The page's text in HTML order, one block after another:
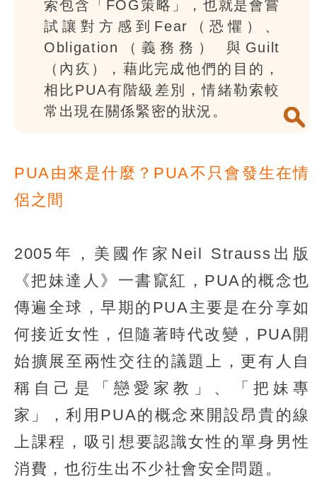
索包含「FOG策略」，也就是會嘗
試讓對方感到Fear（恐懼）、
Obligation（義務務） 與Guilt
（內疚），藉此完成他們的目的，
相比PUA有階級差別，情緒勒索較
常出現在關係緊密的狀況。
PUA由來是什麼？PUA不只會發生在情
侶之間
2005年，美國作家Neil Strauss出版
《把妹達人》一書竄紅，PUA的概念也
傳遍全球，早期的PUA主要是在分享如
何接近女性，但隨著時代改變，PUA開
始擴展至兩性交往的議題上，更有人自
稱自己是「戀愛家教」、「把妹專
家」，利用PUA的概念來開設昂貴的線
上課程，吸引想要認識女性的單身男性
消費，也衍生出不少社會安全問題。